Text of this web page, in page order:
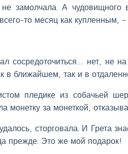
замолчала. А чудовищного
то месяц как купленным, –
сосредоточиться… нет, не
в ближайшем, так и в
пледике из собачьей
монетку за монеткой,
сторговала. И Грета
прежде. Это же мой подарок!